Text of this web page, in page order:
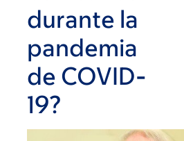
durante la
pandemia
de COVID-
19?